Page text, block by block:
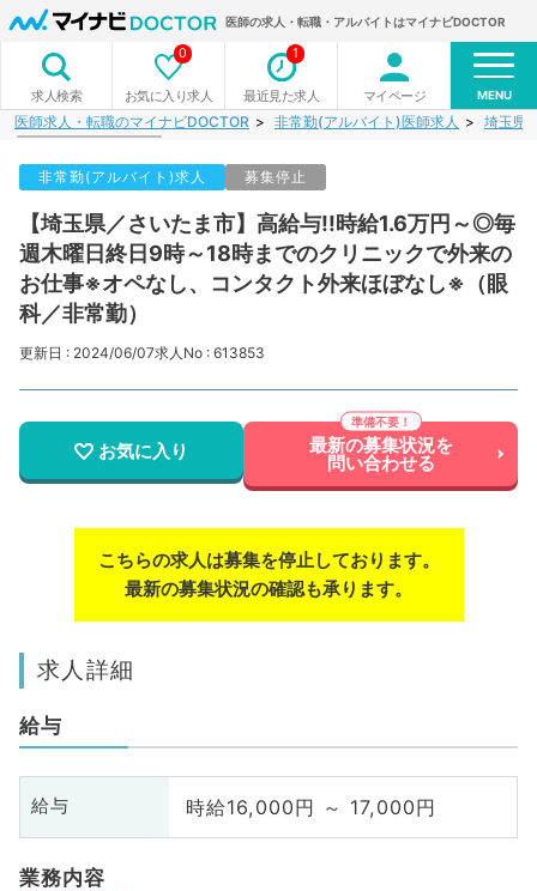
医師の求人・転職・アルバイトはマイナビDOCTOR
求人検索 お気に入り求人
0
最近見た求人
1
マイページ MENU
医師求人・転職のマイナビDOCTOR 非常勤(アルバイト)医師求人 埼玉県
非常勤(アルバイト)求人 募集停止
【埼玉県／さいたま市】高給与!!時給1.6万円～◎毎
週木曜日終日9時～18時までのクリニックで外来の
お仕事※オペなし、コンタクト外来ほぼなし※（眼
科／非常勤）
更新日 : 2024/06/07求人No : 613853
お気に入り 最新の募集状況を
問い合わせる
こちらの求人は募集を停止しております。
最新の募集状況の確認も承ります。
求人詳細
給与
給与 時給16,000円 ～ 17,000円
業務内容